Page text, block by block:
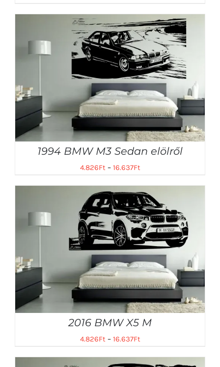
1994 BMW M3 Sedan elölről
4.826Ft– 16.637Ft
2016 BMW X5 M
4.826Ft – 16.637Ft